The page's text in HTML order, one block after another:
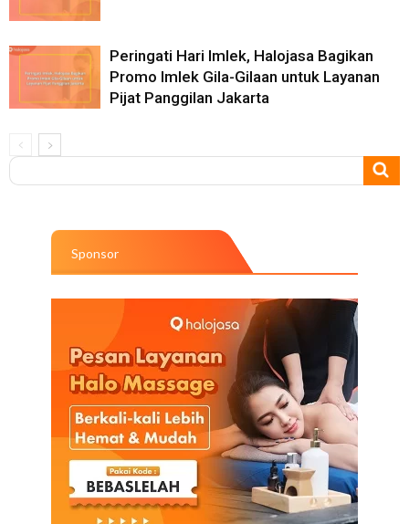
Peringati Hari Imlek, Halojasa Bagikan
Promo Imlek Gila-Gilaan untuk Layanan
Pijat Panggilan Jakarta
Sponsor